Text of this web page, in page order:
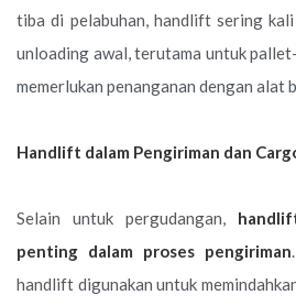
tiba di pelabuhan, handlift sering
unloading awal, terutama untuk
memerlukan penanganan dengan alat
Handlift dalam Pengiriman dan
Selain untuk pergudangan,
penting dalam proses pengiriman
handlift digunakan untuk